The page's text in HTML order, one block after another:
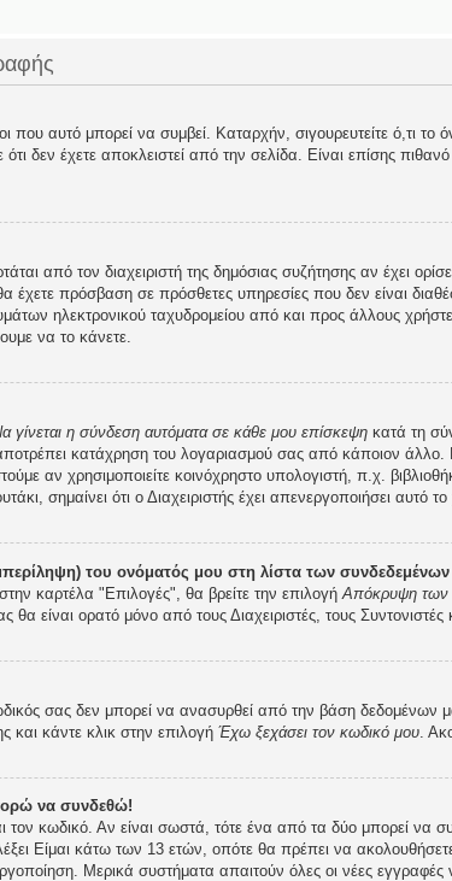
που αυτό μπορεί να συμβεί. Καταρχήν, σιγουρευτείτε ό,τι το
ότι δεν έχετε αποκλειστεί από την σελίδα. Είναι επίσης
από τον διαχειριστή της δημόσιας συζήτησης αν έχει
έχετε πρόσβαση σε πρόσθετες υπηρεσίες που δεν είναι
ηλεκτρονικού ταχυδρομείου από και προς άλλους
να το κάνετε.
γίνεται η σύνδεση αυτόματα σε κάθε μου επίσκεψη κατά τη
κατάχρηση του λογαριασμού σας από κάποιον άλλο.
αν χρησιμοποιείτε κοινόχρηστο υπολογιστή, π.χ.
σημαίνει ότι ο Διαχειριστής έχει απενεργοποιήσει αυτό
του ονόματός μου στη λίστα των
καρτέλα "Επιλογές", θα βρείτε την επιλογή Απόκρυψη των
θα είναι ορατό μόνο από τους Διαχειριστές, τους
σας δεν μπορεί να ανασυρθεί από την βάση δεδομένων
και κάντε κλικ στην επιλογή Έχω ξεχάσει τον κωδικό μου .
να συνδεθώ!
τον κωδικό. Αν είναι σωστά, τότε ένα από τα δύο μπορεί να
Είμαι κάτω των 13 ετών, οπότε θα πρέπει να
Μερικά συστήματα απαιτούν όλες οι νέες εγγραφές